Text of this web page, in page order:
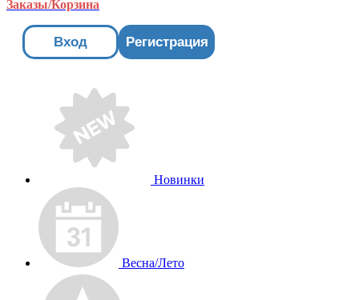
Заказы/Корзина
Вход Регистрация
Новинки
Весна/Лето